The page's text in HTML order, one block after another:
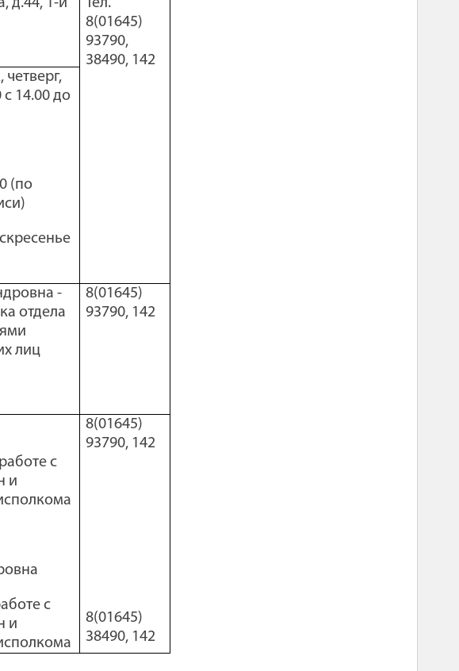
д.44, 1-й
Тел.
8(01645)
93790,
38490, 142
с 14.00 до
(по
-
отдела
лиц
8(01645)
93790, 142
с
и
с
и
8(01645)
93790, 142
8(01645)
38490, 142